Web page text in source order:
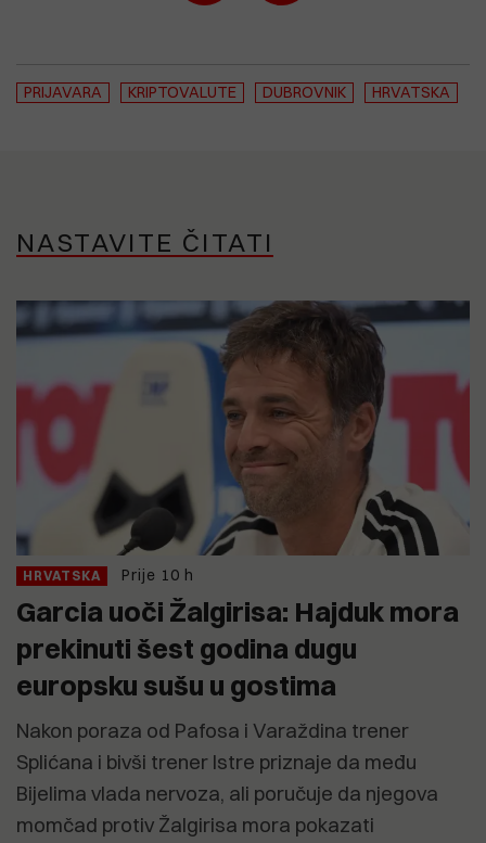
PRIJAVARA KRIPTOVALUTE DUBROVNIK HRVATSKA
NASTAVITE ČITATI
HRVATSKA Prije 10 h
Garcia uoči Žalgirisa: Hajduk mora
prekinuti šest godina dugu
europsku sušu u gostima
Nakon poraza od Pafosa i Varaždina trener
Splićana i bivši trener Istre priznaje da među
Bijelima vlada nervoza, ali poručuje da njegova
momčad protiv Žalgirisa mora pokazati